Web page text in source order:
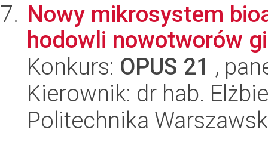
Nowy mikrosystem
hodowli nowotworów
Konkurs: OPUS 21 ,
Kierownik: dr hab.
Politechnika